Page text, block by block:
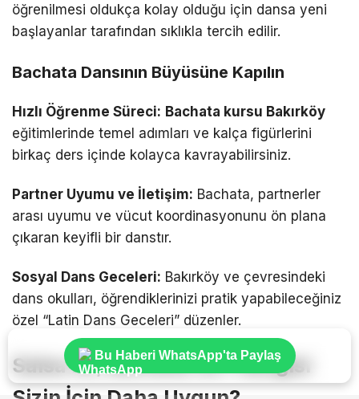
öğrenilmesi oldukça kolay olduğu için dansa yeni
başlayanlar tarafından sıklıkla tercih edilir.
Bachata Dansının Büyüsüne Kapılın
Hızlı Öğrenme Süreci: Bachata kursu Bakırköy
eğitimlerinde temel adımları ve kalça figürlerini
birkaç ders içinde kolayca kavrayabilirsiniz.
Partner Uyumu ve İletişim: Bachata, partnerler
arası uyumu ve vücut koordinasyonunu ön plana
çıkaran keyifli bir danstır.
Sosyal Dans Geceleri: Bakırköy ve çevresindeki
dans okulları, öğrendiklerinizi pratik yapabileceğiniz
özel “Latin Dans Geceleri” düzenler.
Salsa mı, Bachata mı? Hangisi
Bu Haberi WhatsApp'ta Paylaş